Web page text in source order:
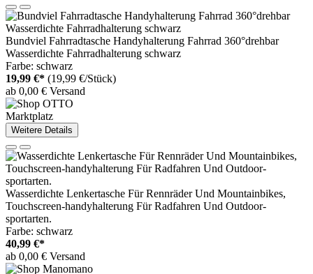
Bundviel Fahrradtasche Handyhalterung Fahrrad 360°drehbar
Wasserdichte Fahrradhalterung schwarz
Farbe: schwarz
19,99 €* (19,99 €/Stück)
ab 0,00 € Versand
Marktplatz
Weitere Details
Wasserdichte Lenkertasche Für Rennräder Und Mountainbikes,
Touchscreen-handyhalterung Für Radfahren Und Outdoor-
sportarten.
Farbe: schwarz
40,99 €*
ab 0,00 € Versand